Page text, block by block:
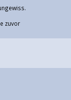
zuvor